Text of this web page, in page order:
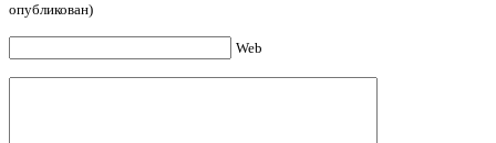
опубликован)
Web